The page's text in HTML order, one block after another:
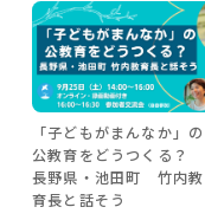
「子どもがまんなか」の
公教育をどうつくる？
長野県・池田町 竹内教
育長と話そう